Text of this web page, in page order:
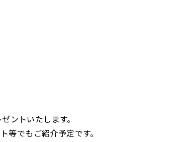
ントいたします。
等でもご紹介予定です。